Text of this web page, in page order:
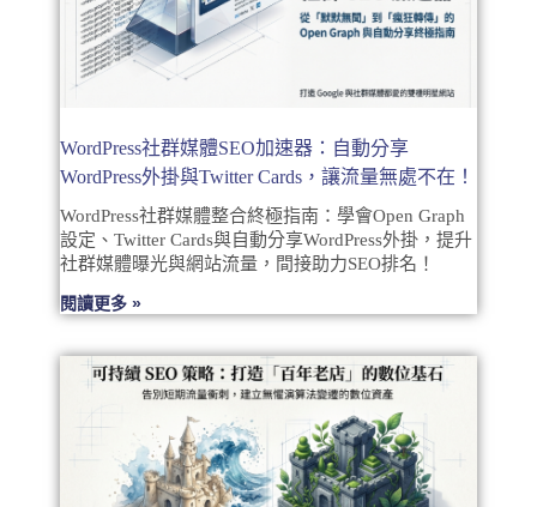
WordPress社群媒體SEO加速器：自動分享
WordPress外掛與Twitter Cards，讓流量無處不在！
WordPress社群媒體整合終極指南：學會Open Graph
設定、Twitter Cards與自動分享WordPress外掛，提升
社群媒體曝光與網站流量，間接助力SEO排名！
閱讀更多 »